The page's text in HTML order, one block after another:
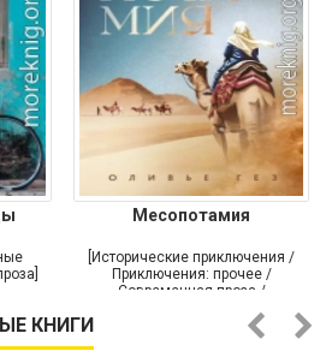
Месопотамия
[Исторические приключения /
Приключения: прочее /
Современная проза /
КНИГИ